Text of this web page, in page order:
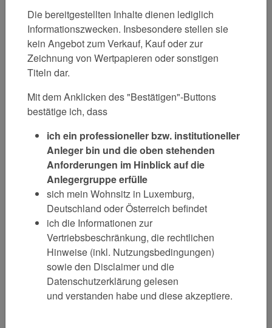
Antizyklisches Nutzen von günstigen Opportunitäten
Weltweites Anlageuniversum (Fokus auf Large
Caps)
Konzentriertes Portfolio (ca. 40 -
45 Einzelpositionen)
Benchmark-unabhängiges Fondsmanagement
Kontakt
Michael Friebe
VAA Value Advisors GmbH
Telefon +49 89 179 2465 302
Kontakt HIER
Die bereitgestellten Inhalte dienen lediglich
Informationszwecken. Insbesondere stellen sie
kein Angebot zum Verkauf, Kauf oder zur
Zeichnung von Wertpapieren oder sonstigen
Titeln dar.
Mit dem Anklicken des "Bestätigen"-Buttons
bestätige ich, dass
ich ein professioneller bzw. institutioneller
Anleger bin und die oben stehenden
Anforderungen im Hinblick auf die
Anlegergruppe erfülle
sich mein Wohnsitz in Luxemburg,
Deutschland oder Österreich befindet
ich die Informationen zur
Vertriebsbeschränkung, die rechtlichen
Hinweise (inkl. Nutzungsbedingungen)
sowie den Disclaimer und die
Datenschutzerklärung gelesen
und verstanden habe und diese akzeptiere.